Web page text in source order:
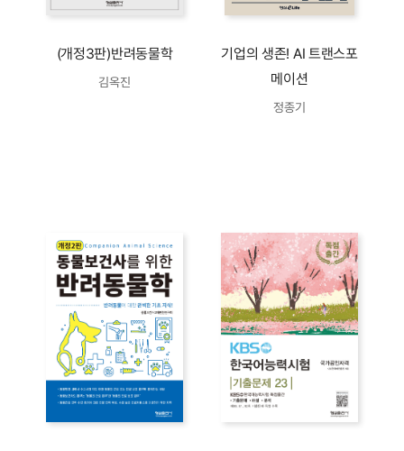
(개정3판)반려동물학
김옥진
기업의 생존! AI 트랜스포
메이션
정종기